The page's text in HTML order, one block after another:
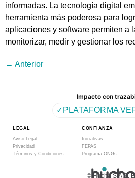
informadas. La tecnología digital
herramienta más poderosa para
aplicaciones y software permiten a
monitorizar, medir y gestionar los
← Anterior
Impacto con
✓ PLATAFORMA
LEGAL
Aviso Legal
Privacidad
Términos y Condiciones
CONFIANZA
Iniciativas
FEPAS
Programa ONGs
© Hucha S.A.S.